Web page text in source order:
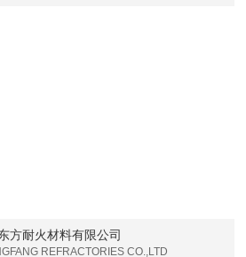
方耐火材料有限公司
REFRACTORIES CO.,LTD